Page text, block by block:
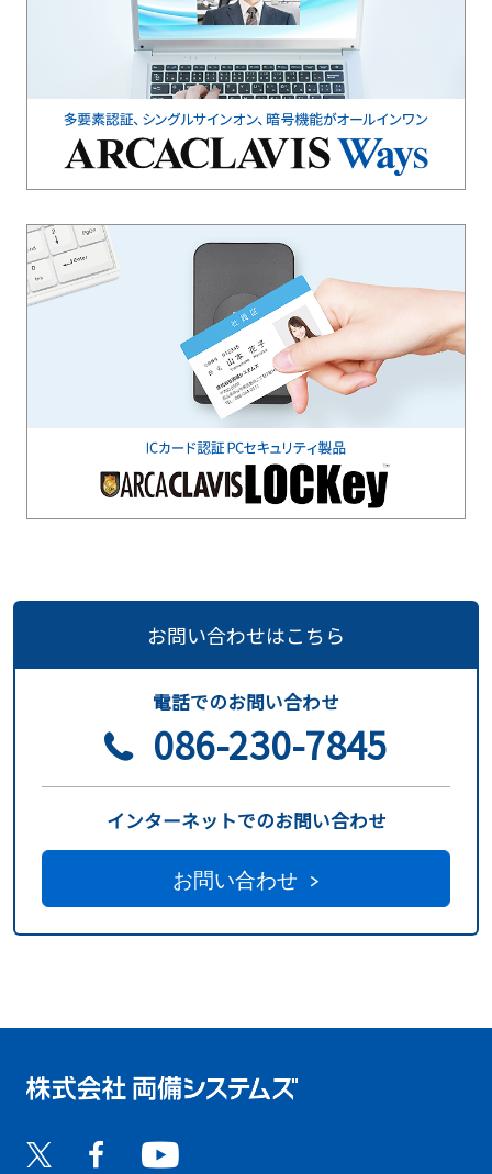
お問い合わせはこちら
電話でのお問い合わせ
086-230-7845
インターネットでのお問い合わせ
お問い合わせ